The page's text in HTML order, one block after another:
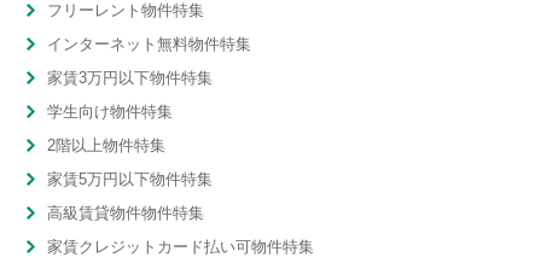
フリーレント物件特集
インターネット無料物件特集
家賃3万円以下物件特集
学生向け物件特集
2階以上物件特集
家賃5万円以下物件特集
高級賃貸物件物件特集
家賃クレジットカード払い可物件特集